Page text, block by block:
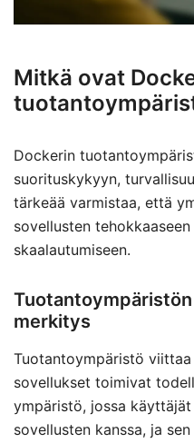
Mitkä ovat
Dockerin
suorituskykyyn,
tärkeää varmistaa, että
sovellusten
skaalautumiseen.
merkitys
Tuotantoympäristö viittaa
sovellukset toimivat
ympäristö, jossa
sovellusten kanssa, ja